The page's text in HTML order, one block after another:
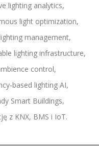
lighting analytics,
light optimization,
management,
lighting infrastructure,
control,
based lighting AI,
Smart Buildings,
z KNX, BMS i IoT.